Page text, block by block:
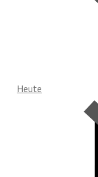
Heute